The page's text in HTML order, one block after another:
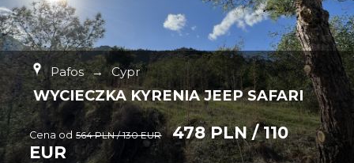
Pafos → Cypr
WYCIECZKA KYRENIA JEEP SAFARI
Cena od 564 PLN / 130 EUR
478 PLN / 110
EUR